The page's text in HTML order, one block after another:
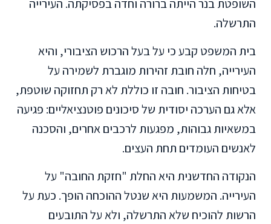
השופטת בנר הייתה ברורה וחדה בפסיקתה. העירייה
התרשלה.
בית המשפט קבע כי על בעל הרכוש הציבורי, והיא
העירייה, חלה חובת זהירות מוגברת לשמירה על
בטיחות הציבור. חובה זו כוללת לא רק תחזוקה שוטפת,
אלא גם הערכה יסודית של סיכונים פוטנציאליים: פגיעה
במשאיות גבוהות, מפגעות לרכבים אחרים, והסכנה
לאנשים העומדים תחת העצים.
הנקודה החדשנית היא החלת "חזקת החובה" על
העירייה. המשמעות היא שנטל ההוכחה הופך. כעת על
הרשות להוכיח שלא התרשלה, ולא על התובעים